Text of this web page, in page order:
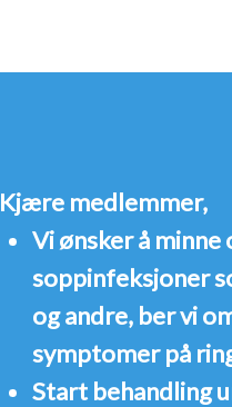
Kjære medlemmer,
Vi ønsker å
soppinfeksjoner
og andre, ber vi
symptomer på
Start behandling